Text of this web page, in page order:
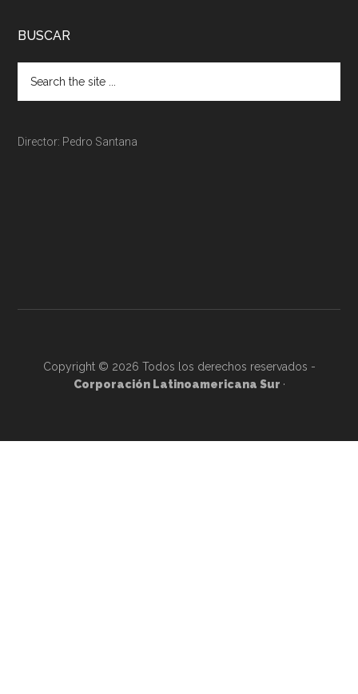
BUSCAR
Director: Pedro Santana
Copyright © 2026 Todos los derechos reservados -
Corporación Latinoamericana Sur ·